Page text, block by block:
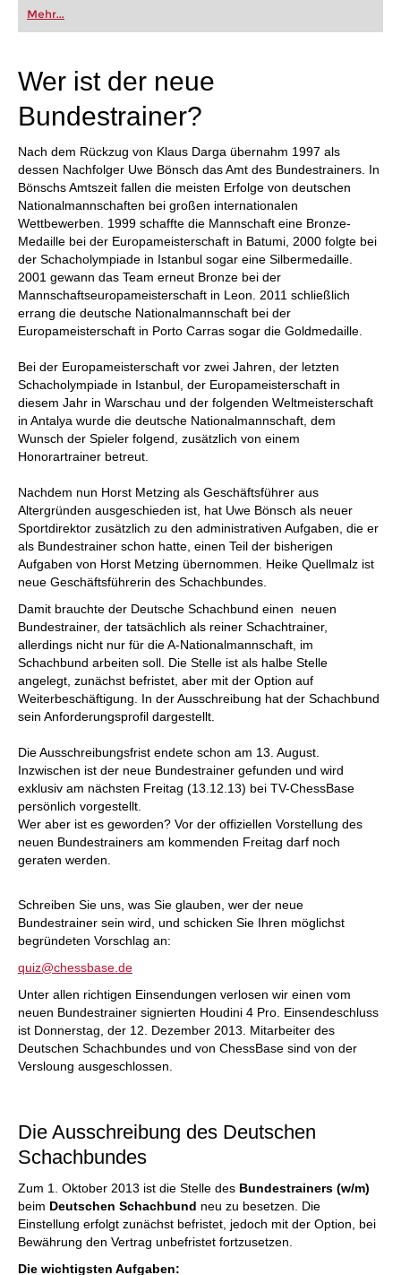
oder bereits auf Turnierniveau spielen: Mit
FRITZ trainieren Sie effizienter, intelligenter und
individueller als je zuvor.
Mehr...
Wer ist der neue
Bundestrainer?
Nach dem Rückzug von Klaus Darga übernahm 1997 als
dessen Nachfolger Uwe Bönsch das Amt des Bundestrainers. In
Bönschs Amtszeit fallen die meisten Erfolge von deutschen
Nationalmannschaften bei großen internationalen
Wettbewerben. 1999 schaffte die Mannschaft eine Bronze-
Medaille bei der Europameisterschaft in Batumi, 2000 folgte bei
der Schacholympiade in Istanbul sogar eine Silbermedaille.
2001 gewann das Team erneut Bronze bei der
Mannschaftseuropameisterschaft in Leon. 2011 schließlich
errang die deutsche Nationalmannschaft bei der
Europameisterschaft in Porto Carras sogar die Goldmedaille.
Bei der Europameisterschaft vor zwei Jahren, der letzten
Schacholympiade in Istanbul, der Europameisterschaft in
diesem Jahr in Warschau und der folgenden Weltmeisterschaft
in Antalya wurde die deutsche Nationalmannschaft, dem
Wunsch der Spieler folgend, zusätzlich von einem
Honorartrainer betreut.
Nachdem nun Horst Metzing als Geschäftsführer aus
Altergründen ausgeschieden ist, hat Uwe Bönsch als neuer
Sportdirektor zusätzlich zu den administrativen Aufgaben, die er
als Bundestrainer schon hatte, einen Teil der bisherigen
Aufgaben von Horst Metzing übernommen. Heike Quellmalz ist
neue Geschäftsführerin des Schachbundes.
Damit brauchte der Deutsche Schachbund einen neuen
Bundestrainer, der tatsächlich als reiner Schachtrainer,
allerdings nicht nur für die A-Nationalmannschaft, im
Schachbund arbeiten soll. Die Stelle ist als halbe Stelle
angelegt, zunächst befristet, aber mit der Option auf
Weiterbeschäftigung. In der Ausschreibung hat der Schachbund
sein Anforderungsprofil dargestellt.
Die Ausschreibungsfrist endete schon am 13. August.
Inzwischen ist der neue Bundestrainer gefunden und wird
exklusiv am nächsten Freitag (13.12.13) bei TV-ChessBase
persönlich vorgestellt.
Wer aber ist es geworden? Vor der offiziellen Vorstellung des
neuen Bundestrainers am kommenden Freitag darf noch
geraten werden.
Schreiben Sie uns, was Sie glauben, wer der neue
Bundestrainer sein wird, und schicken Sie Ihren möglichst
begründeten Vorschlag an:
quiz@chessbase.de
Unter allen richtigen Einsendungen verlosen wir einen vom
neuen Bundestrainer signierten Houdini 4 Pro. Einsendeschluss
ist Donnerstag, der 12. Dezember 2013. Mitarbeiter des
Deutschen Schachbundes und von ChessBase sind von der
Versloung ausgeschlossen.
Die Ausschreibung des Deutschen
Schachbundes
Zum 1. Oktober 2013 ist die Stelle des Bundestrainers (w/m)
beim Deutschen Schachbund neu zu besetzen. Die
Einstellung erfolgt zunächst befristet, jedoch mit der Option, bei
Bewährung den Vertrag unbefristet fortzusetzen.
Die wichtigsten Aufgaben: